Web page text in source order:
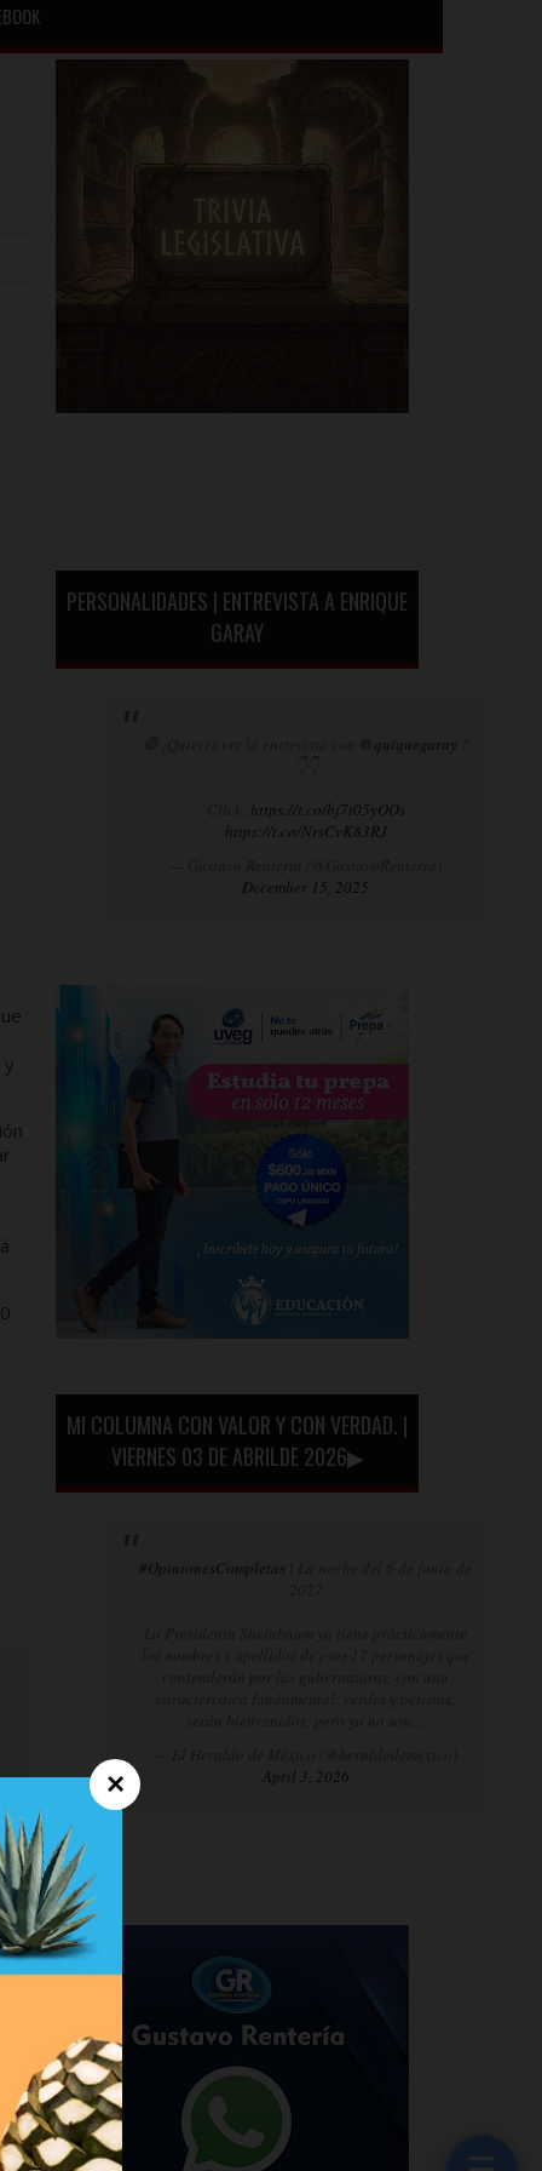
y
×
PERSONALIDADES | ENTREVISTA A ENRIQUE
GARAY
@quiquegaray
https://t.co/bj7t05yOOs
https://t.co/NrsCvK83RJ
December 15, 2025
MI COLUMNA CON VALOR Y CON VERDAD. |
VIERNES 03 DE ABRILDE 2026▶
#OpinionesCompletas
April 3, 2026